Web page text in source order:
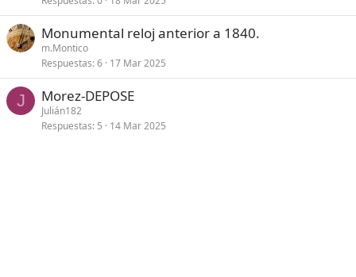
Monumental reloj anterior a 1840.
m.Montico
Respuestas 6 17 Mar 2025
J Morez-DEPOSE
Julián182
Respuestas 5 14 Mar 2025